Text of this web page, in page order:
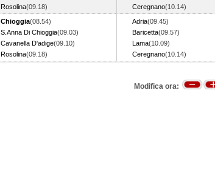
Rosolina(09.18)
Ceregnano(10.14)
Chioggia(08.54)
S.Anna Di Chioggia(09.03)
Cavanella D'adige(09.10)
Rosolina(09.18)
Adria(09.45)
Baricetta(09.57)
Lama(10.09)
Ceregnano(10.14)
Modifica ora: